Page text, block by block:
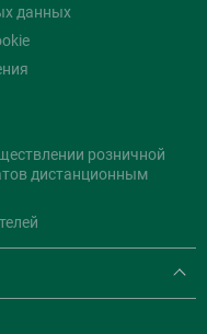
данных
розничной
дистанционным